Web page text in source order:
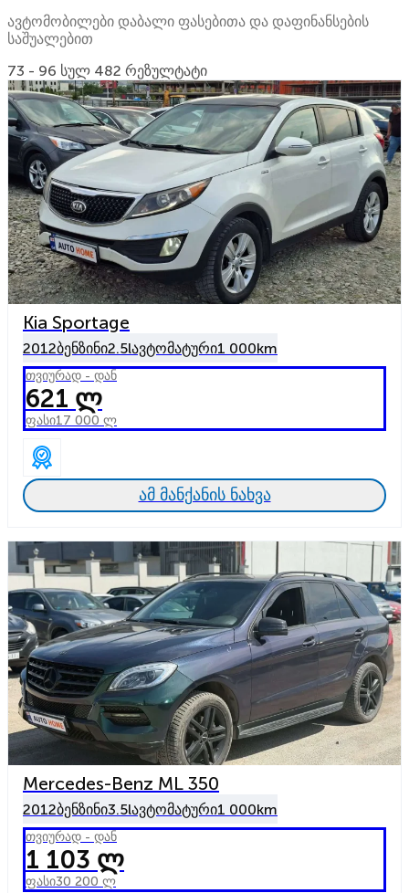
ავტომობილები დაბალი ფასებითა და დაფინანსების
საშუალებით
73 - 96 სულ 482 რეზულტატი
Kia Sportage
2012ბენზინი2.5lავტომატური1 000km
თვიურად - დან
621 ლ
ფასი17 000 ლ
ამ მანქანის ნახვა
Mercedes-Benz ML 350
2012ბენზინი3.5lავტომატური1 000km
თვიურად - დან
1 103 ლ
ფასი30 200 ლ